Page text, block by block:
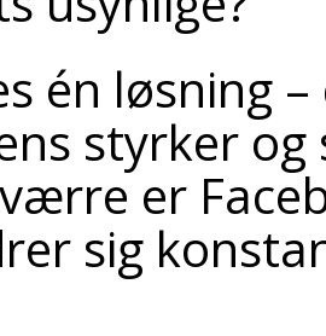
én løsning
styrker
er
sig